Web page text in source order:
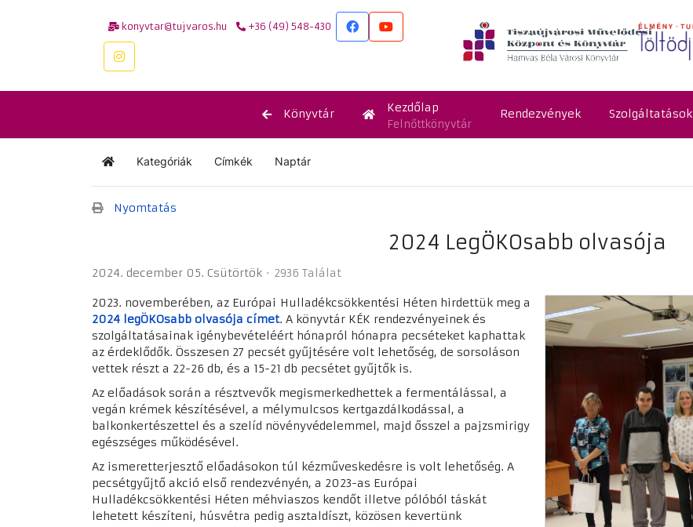
konyvtar@tujvaros.hu +36 (49) 548-430
Könyvtár Kezdőlap
Felnőttkönyvtár
Rendezvények Szolgáltatások
KezdőlapKategóriák Címkék Naptár
Nyomtatás
2024 LegÖKOsabb olvasója
2024. december 05. Csütörtök 2936 Találat
2023. novemberében, az Európai Hulladékcsökkentési Héten hirdettük meg a
2024 legÖKOsabb olvasója címet. A könyvtár KÉK rendezvényeinek és
szolgáltatásainak igénybevételéért hónapról hónapra pecséteket kaphattak
az érdeklődők. Összesen 27 pecsét gyűjtésére volt lehetőség, de sorsoláson
vettek részt a 22-26 db, és a 15-21 db pecsétet gyűjtők is.
Az előadások során a résztvevők megismerkedhettek a fermentálással, a
vegán krémek készítésével, a mélymulcsos kertgazdálkodással, a
balkonkertészettel és a szelíd növényvédelemmel, majd ősszel a pajzsmirigy
egészséges működésével.
Az ismeretterjesztő előadásokon túl kézműveskedésre is volt lehetőség. A
pecsétgyűjtő akció első rendezvényén, a 2023-as Európai
Hulladékcsökkentési Héten méhviaszos kendőt illetve pólóból táskát
lehetett készíteni, húsvétra pedig asztaldíszt, közösen kevertünk